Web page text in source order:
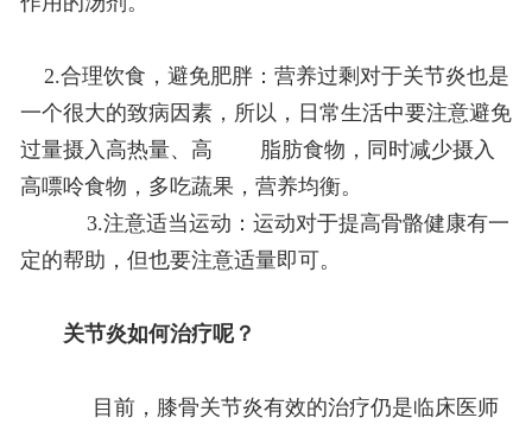
2.合理饮食，避免肥胖：营养过剩对于关节炎也是
一个很大的致病因素，所以，日常生活中要注意避免
过量摄入高热量、高 脂肪食物，同时减少摄入
高嘌呤食物，多吃蔬果，营养均衡。
3.注意适当运动：运动对于提高骨骼健康有一
定的帮助，但也要注意适量即可。
关节炎如何治疗呢？
目前，膝骨关节炎有效的治疗仍是临床医师